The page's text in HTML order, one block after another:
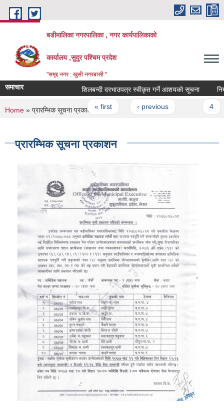
Skip to main content
बडीमालिका नगरपालिका , नगर कार्यपालिकाको
कार्यालय ,सुदुर पश्चिम प्रदेश
"समृद्द नगर : खुसी नगरबासी "
समाचार शिलबन्दी दरभाउपत्र स्वीकृत गर्ने आशयको सूचना
Pages
« first ‹ previous
You are here
Home » प्रारम्भिक सूचना प्रकाशन
प्रारम्भिक सूचना प्रकाशन